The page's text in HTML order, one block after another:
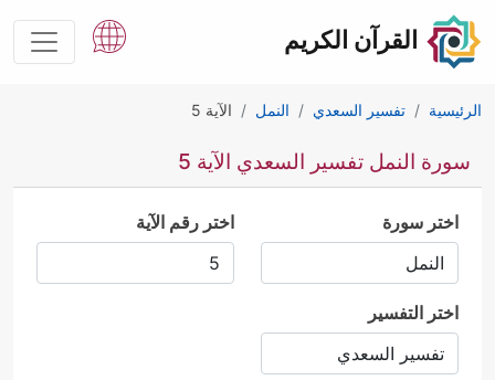
القرآن الكريم
الرئيسية تفسير السعدي النمل الآية 5
سورة النمل تفسير السعدي الآية 5
اختر سورة اختر رقم الآية
اختر التفسير